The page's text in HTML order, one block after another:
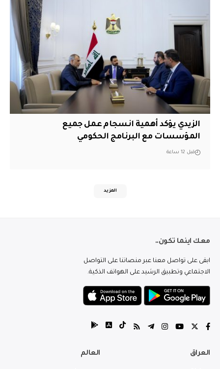
الزيدي يؤكد أهمية انسجام عمل جميع
المؤسسات مع البرنامج الحكومي
قبل 12 ساعة
المزيد
معك اينما تكون..
ابقى على تواصل معنا عبر منصاتنا على التواصل
الاجتماعي وتطبيق الرشيد على الهواتف الذكية.
العراق العالم